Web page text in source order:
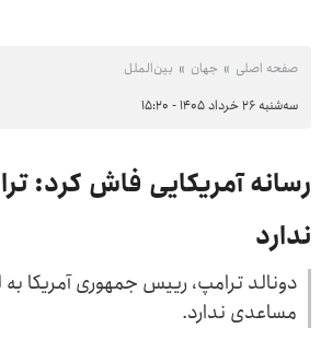
صفحه اصلی جهان بین‌الملل
سه‌شنبه ۲۶ خرداد ۱۴۰۵ - ۱۵:۲۰
رسانه آمریکایی فاش کرد:
ندارد
دونالد ترامپ، رییس جمهوری آمریکا
مساعدی ندارد.